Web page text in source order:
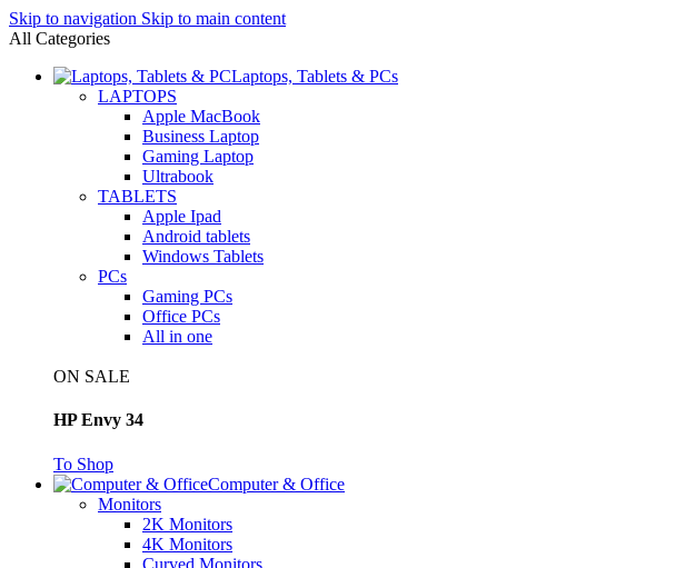
Skip to navigation Skip to main content
All Categories
Laptops, Tablets & PCs
LAPTOPS
Apple MacBook
Business Laptop
Gaming Laptop
Ultrabook
TABLETS
Apple Ipad
Android tablets
Windows Tablets
PCs
Gaming PCs
Office PCs
All in one
ON SALE
HP Envy 34
To Shop
Computer & Office
Monitors
2K Monitors
4K Monitors
Curved Monitors